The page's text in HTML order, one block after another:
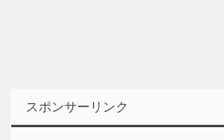
スポンサーリンク